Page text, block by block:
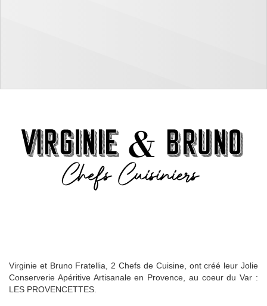
Virginie et Bruno Fratellia, 2 Chefs de Cuisine, ont créé leur Jolie
Conserverie Apéritive Artisanale en Provence, au coeur du Var :
LES PROVENCETTES.